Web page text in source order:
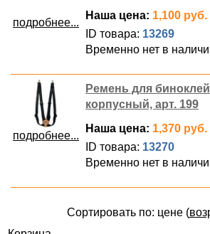
подробнее...
Наша цена: 1,100 руб.
ID товара: 13269
Временно нет в
подробнее...
Ремень для
корпусный, арт. 199
Наша цена: 1,370 руб.
ID товара: 13270
Временно нет в
Сортировать по: цене (